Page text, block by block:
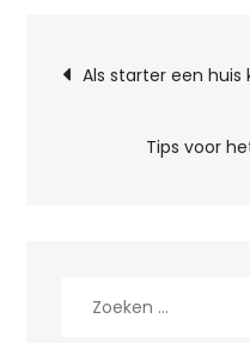
Bericht
Als starter een
Tips voor